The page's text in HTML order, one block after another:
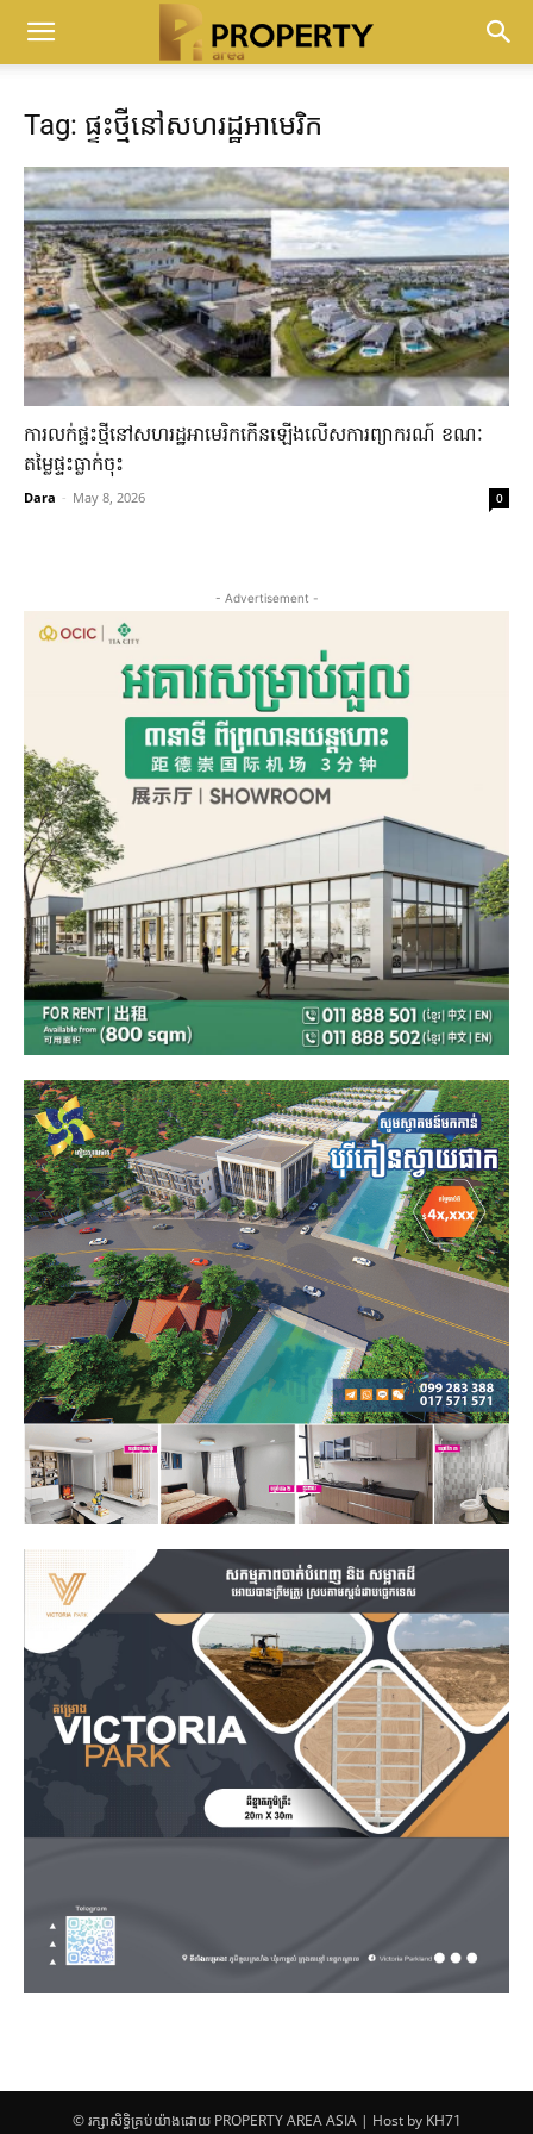
Tag: ផ្ទះថ្មីនៅសហរដ្ឋអាមេរិក
ការលក់ផ្ទះថ្មីនៅសហរដ្ឋអាមេរិកកើនឡើងលើសការព្យាករណ៍ ខណៈ
តម្លៃផ្ទះធ្លាក់ចុះ
Dara - May 8, 2026 0
- Advertisement -
© រក្សាសិទ្ធិគ្រប់យ៉ាងដោយ PROPERTY AREA ASIA | Host by KH71